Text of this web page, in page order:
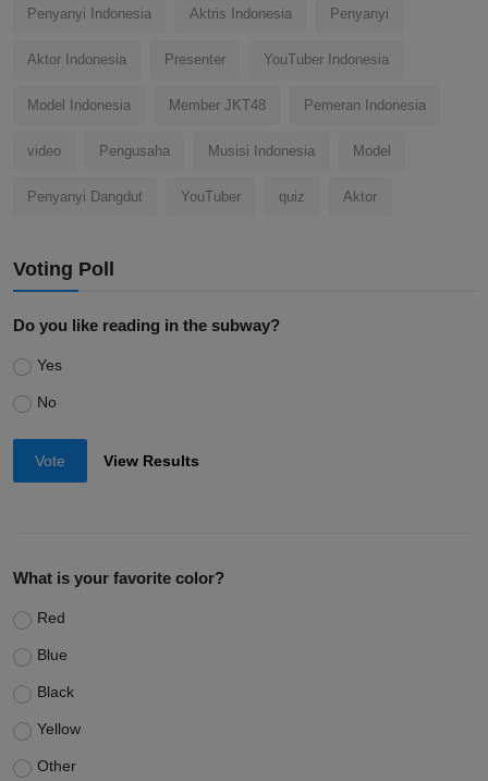
Penyanyi Indonesia Aktris Indonesia Penyanyi
Aktor Indonesia Presenter YouTuber Indonesia
Model Indonesia Member JKT48 Pemeran Indonesia
video Pengusaha Musisi Indonesia Model
Penyanyi Dangdut YouTuber quiz Aktor
Voting Poll
Do you like reading in the subway?
Yes
No
Vote View Results
What is your favorite color?
Red
Blue
Black
Yellow
Other